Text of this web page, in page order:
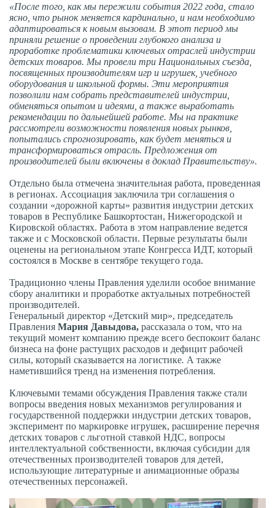
«После того, как мы пережили события 2022 года, стало
ясно, что рынок меняется кардинально, и нам необходимо
адаптироваться к новым вызовам. В этот период мы
приняли решение о проведении глубокого анализа и
проработке проблематики ключевых отраслей индустрии
детских товаров. Мы провели три Национальных съезда,
посвященных производителям игр и игрушек, учебного
оборудования и школьной формы. Эти мероприятия
позволили нам собрать представителей индустрии,
обменяться опытом и идеями, а также выработать
рекомендации по дальнейшей работе. Мы на практике
рассмотрели возможности появления новых рынков,
попытались спрогнозировать, как будет меняться и
трансформироваться отрасль. Предложения от
производителей были включены в доклад Правительству».
Отдельно была отмечена значительная работа, проведенная
в регионах. Ассоциация заключила три соглашения о
создании «дорожной карты» развития индустрии детских
товаров в Республике Башкортостан, Нижегородской и
Кировской областях. Работа в этом направление ведется
также и с Московской области. Первые результаты были
оценены на региональном этапе Конгресса ИДТ, который
состоялся в Москве в сентябре текущего года.
Традиционно члены Правления уделили особое внимание
сбору аналитики и проработке актуальных потребностей
производителей.
Генеральный директор «Детский мир», председатель
Правления Мария Давыдова, рассказала о том, что на
текущий момент компанию прежде всего беспокоит баланс
бизнеса на фоне растущих расходов и дефицит рабочей
силы, который сказывается на логистике. А также
наметившийся тренд на изменения потребления.
Ключевыми темами обсуждения Правления также стали
вопросы введения новых механизмов регулирования и
государственной поддержки индустрии детских товаров,
эксперимент по маркировке игрушек, расширение перечня
детских товаров с льготной ставкой НДС, вопросы
интеллектуальной собственности, включая субсидии для
отечественных производителей товаров для детей,
использующие литературные и анимационные образы
отечественных персонажей.